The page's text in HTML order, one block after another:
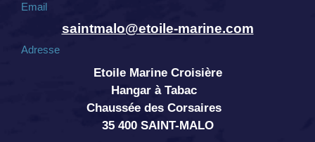
Email
saintmalo@etoile-marine.com
Adresse
Etoile Marine Croisière
Hangar à Tabac
Chaussée des Corsaires
35 400 SAINT-MALO